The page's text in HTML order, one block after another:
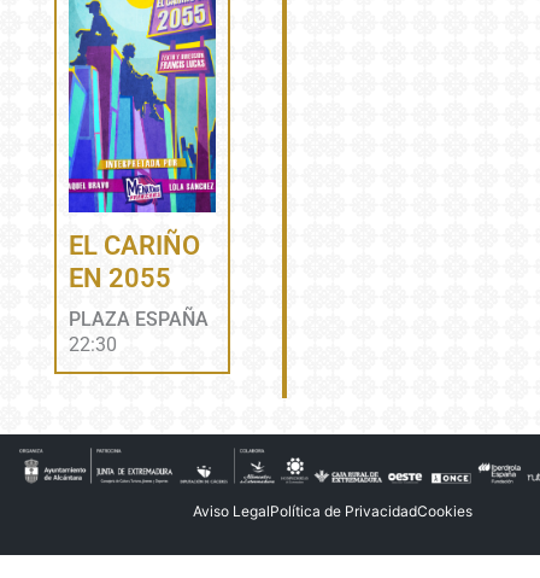
EL CARIÑO
EN 2055
PLAZA ESPAÑA
22:30
Aviso LegalPolítica de PrivacidadCookies